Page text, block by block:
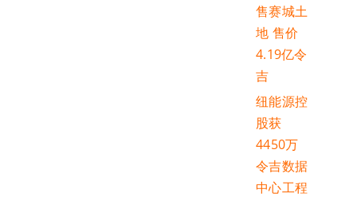
售赛城土
地 售价
4.19亿令
吉
纽能源控
股获
4450万
令吉数据
中心工程